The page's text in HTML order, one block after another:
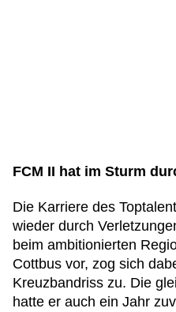
FCM II hat im Sturm
Die Karriere des
wieder durch
beim ambitionierten
Cottbus vor, zog sich
Kreuzbandriss zu. Die
hatte er auch ein Jahr